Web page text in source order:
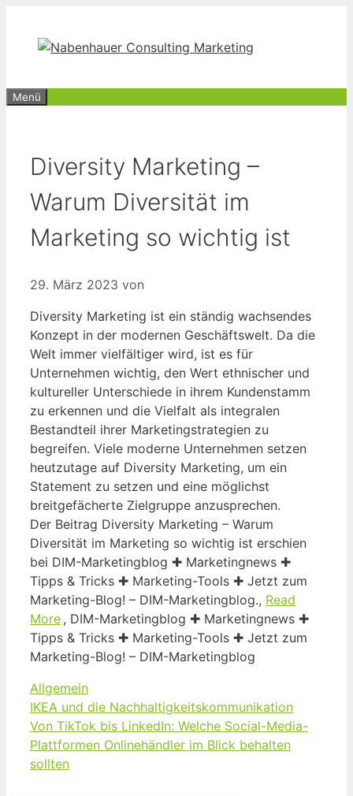
springen
Menü
Diversity Marketing –
Warum Diversität im
Marketing so wichtig ist
29. März 2023 von
Diversity Marketing ist ein ständig wachsendes
Konzept in der modernen Geschäftswelt. Da die
Welt immer vielfältiger wird, ist es für
Unternehmen wichtig, den Wert ethnischer und
kultureller Unterschiede in ihrem Kundenstamm
zu erkennen und die Vielfalt als integralen
Bestandteil ihrer Marketingstrategien zu
begreifen. Viele moderne Unternehmen setzen
heutzutage auf Diversity Marketing, um ein
Statement zu setzen und eine möglichst
breitgefächerte Zielgruppe anzusprechen.
Der Beitrag Diversity Marketing – Warum
Diversität im Marketing so wichtig ist erschien
bei DIM-Marketingblog ✚ Marketingnews ✚
Tipps & Tricks ✚ Marketing-Tools ✚ Jetzt zum
Marketing-Blog! – DIM-Marketingblog., Read
More , DIM-Marketingblog ✚ Marketingnews ✚
Tipps & Tricks ✚ Marketing-Tools ✚ Jetzt zum
Marketing-Blog! – DIM-Marketingblog
Kategorien
Allgemein
IKEA und die Nachhaltigkeitskommunikation
Von TikTok bis LinkedIn: Welche Social-Media-
Plattformen Onlinehändler im Blick behalten
sollten